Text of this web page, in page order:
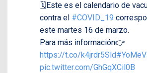
🗓Este es el calendario de
contra el #COVID_19
este martes 16 de marzo.
Para más información👉
https://t.co/k4jrdr5Sld
pic.twitter.com/GhGqXCil0B